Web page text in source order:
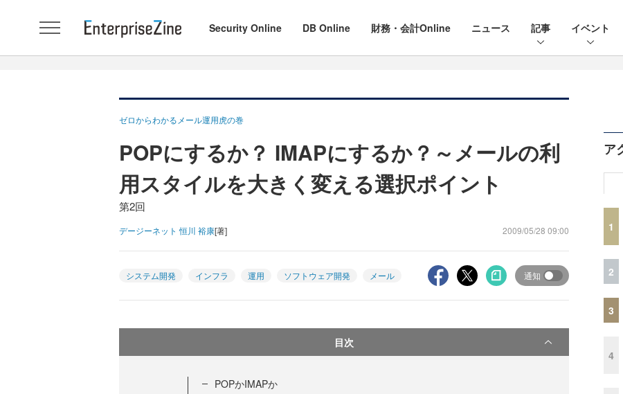
Security Online DB Online 財務・会計Online ニュース 記事 イベント
ゼロからわかるメール運用虎の巻
POPにするか？ IMAPにするか？～メールの利
用スタイルを大きく変える選択ポイント
第2回
デージーネット 恒川 裕康[著] 2009/05/28 09:00
システム開発 インフラ 運用 ソフトウェア開発 メール 通知
目次
POPかIMAPか
ア
1
2
3
4